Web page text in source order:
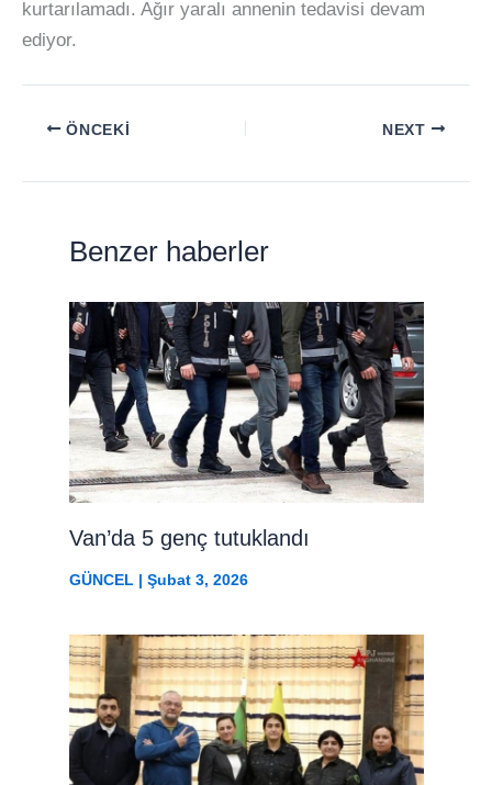
kurtarılamadı. Ağır yaralı annenin tedavisi devam
ediyor.
ÖNCEKI NEXT
Benzer haberler
Van’da 5 genç tutuklandı
GÜNCEL | Şubat 3, 2026